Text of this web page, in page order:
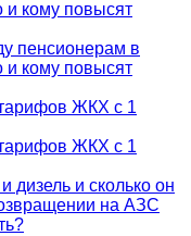
и кому повысят
пенсионерам в
и кому повысят
ЖКХ с 1
ЖКХ с 1
дизель и сколько он
на АЗС